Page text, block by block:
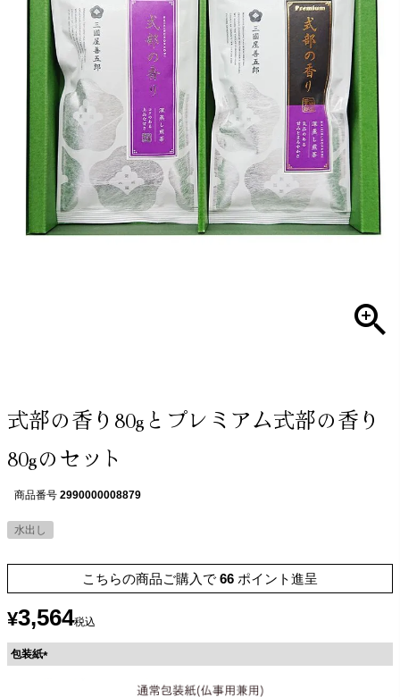
式部の香り80gとプレミアム式部の香り
80gのセット
商品番号 2990000008879
水出し
こちらの商品ご購入で 66 ポイント進呈
¥3,564税込
包装紙